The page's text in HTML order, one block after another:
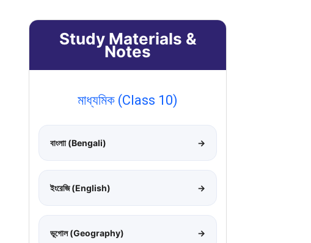
Study Materials &
Notes
মাধ্যমিক (Class 10)
বাংলাা (Bengali) →
ইংরেজি (English) →
ভূগোল (Geography) →